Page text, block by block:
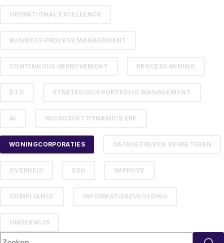
OPERATIONAL EXCELLENCE
BUSINESS PROCESS MANAGEMENT
CONTINUOUS IMPROVEMENT PROCESS MINING
DTO STRATEGISCH PORTFOLIO MANAGEMENT
AI MICROSOFT DYNAMICS ERP
WONINGCORPORATIES DATAGEDREVEN VERBETEREN
OVERHEID ESG IMPROVE
COMPLIANCE INFORMATIEBEVEILIGING
ONDERWIJS
Dit is een zoekveld waaraan een functie voor automatische